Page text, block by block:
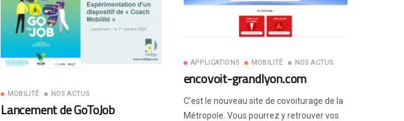
MOBILITÉ NOS ACTUS
Lancement de GoToJob
APPLICATIONS MOBILITÉ NOS ACTUS
encovoit-grandlyon.com
C’est le nouveau site de covoiturage de la
Métropole. Vous pourrez y retrouver vos